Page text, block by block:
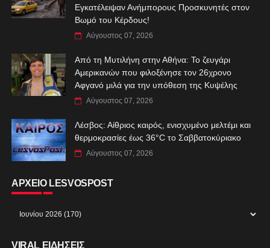
Εγκατέλειψαν Ανήμπορους Προσκυνητές στον
Βωμό του Κέρδους!
Αύγουστος 07, 2026
Από τη Μυτιλήνη στην Αθήνα: Το ζευγάρι
Αμερικανών που φιλοξένησε τον 26χρονο
Αφγανό μιλά για την υπόθεση της Κυψέλης
Αύγουστος 07, 2026
Λέσβος: Αίθριος καιρός, ενισχυμένο μελτέμι και
θερμοκρασίες έως 36°C το Σαββατοκύριακο
Αύγουστος 07, 2026
ΑΡΧΕΙΟ LESVOSPOST
VIRAL ΕΙΔΗΣΕΙΣ